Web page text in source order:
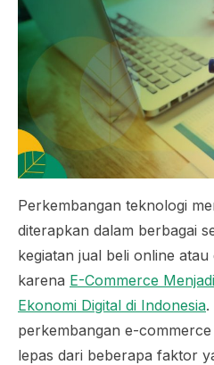
Perkembangan teknologi
diterapkan dalam berbagai
kegiatan jual beli online
karena E-Commerce
Ekonomi Digital di Indonesia.
perkembangan e-
lepas dari beberapa faktor